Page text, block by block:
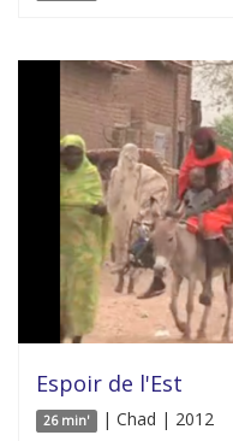
Espoir de l'Est
26 min' | Chad | 2012